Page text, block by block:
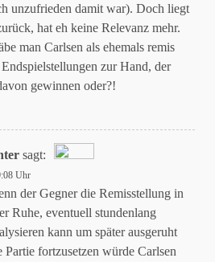
unzufrieden damit war). Doch liegt
hat eh keine Relevanz mehr.
man Carlsen als ehemals remis
Endspielstellungen zur Hand, der
gewinnen oder?!
sagt:
Abzeichen!
CleanTalk
Uhr
der Gegner die Remisstellung in
Ruhe, eventuell stundenlang
kann um später ausgeruht
Partie fortzusetzen würde Carlsen